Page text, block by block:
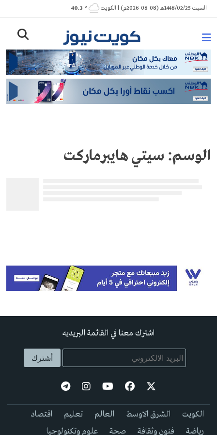
Skip
to
السبت 1448/02/25هـ (08-08-2026م) | الكويت ° 40.3
الوسم: سيتي هايبرماركت
اشترك معنا في القائمة البريديه
الكويت الشرق الاوسط العالم تعليم
اقتصاد
رياضة
فنون وثقافة صحة علوم وتكنولوجيا